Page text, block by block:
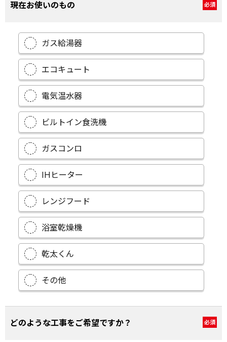
現在お使いのもの 必須
ガス給湯器
エコキュート
電気温水器
ビルトイン食洗機
ガスコンロ
IHヒーター
レンジフード
浴室乾燥機
乾太くん
その他
どのような工事をご希望ですか？ 必須